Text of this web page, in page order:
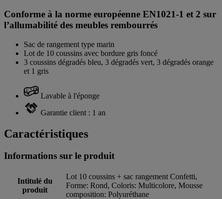
Conforme à la norme européenne EN1021-1 et 2 sur
l’allumabilité des meubles rembourrés
Sac de rangement type marin
Lot de 10 coussins avec bordure gris foncé
3 coussins dégradés bleu, 3 dégradés vert, 3 dégradés orange
et 1 gris
Lavable à l'éponge
Garantie client : 1 an
Caractéristiques
Informations sur le produit
Intitulé du
produit
Lot 10 coussins + sac rangement Confetti,
Forme: Rond, Coloris: Multicolore, Mousse
composition: Polyuréthane